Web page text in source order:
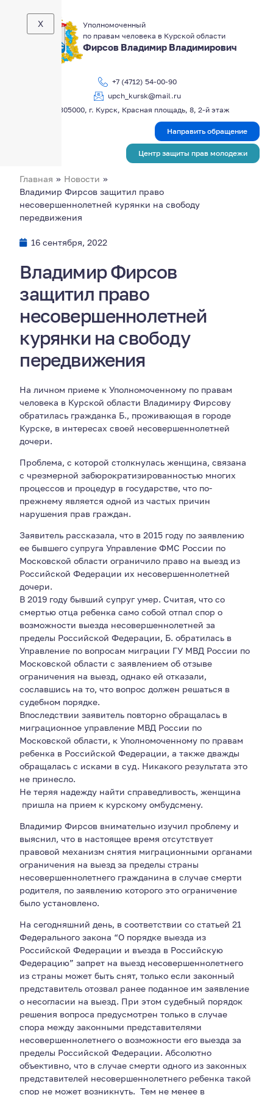
Уполномоченный
по правам человека в Курской области
Фирсов Владимир Владимирович
+7 (4712) 54-00-90
upch_kursk@mail.ru
305000, г. Курск, Красная площадь, 8, 2-й этаж
X
Направить обращение
Центр защиты прав молодежи
Главная » Новости »
Владимир Фирсов защитил право
несовершеннолетней курянки на свободу
передвижения
16 сентября, 2022
Владимир Фирсов
защитил право
несовершеннолетней
курянки на свободу
передвижения
На личном приеме к Уполномоченному по правам
человека в Курской области Владимиру Фирсову
обратилась гражданка Б., проживающая в городе
Курске, в интересах своей несовершеннолетней
дочери.
Проблема, с которой столкнулась женщина, связана
с чрезмерной забюрократизированностью многих
процессов и процедур в государстве, что по-
прежнему является одной из частых причин
нарушения прав граждан.
Заявитель рассказала, что в 2015 году по заявлению
ее бывшего супруга Управление ФМС России по
Московской области ограничило право на выезд из
Российской Федерации их несовершеннолетней
дочери.
В 2019 году бывший супруг умер. Считая, что со
смертью отца ребенка само собой отпал спор о
возможности выезда несовершеннолетней за
пределы Российской Федерации, Б. обратилась в
Управление по вопросам миграции ГУ МВД России по
Московской области с заявлением об отзыве
ограничения на выезд, однако ей отказали,
сославшись на то, что вопрос должен решаться в
судебном порядке.
Впоследствии заявитель повторно обращалась в
миграционное управление МВД России по
Московской области, к Уполномоченному по правам
ребенка в Российской Федерации, а также дважды
обращалась с исками в суд. Никакого результата это
не принесло.
Не теряя надежду найти справедливость, женщина
пришла на прием к курскому омбудсмену.
Владимир Фирсов внимательно изучил проблему и
выяснил, что в настоящее время отсутствует
правовой механизм снятия миграционными органами
ограничения на выезд за пределы страны
несовершеннолетнего гражданина в случае смерти
родителя, по заявлению которого это ограничение
было установлено.
На сегодняшний день, в соответствии со статьей 21
Федерального закона “О порядке выезда из
Российской Федерации и въезда в Российскую
Федерацию” запрет на выезд несовершеннолетнего
из страны может быть снят, только если законный
представитель отозвал ранее поданное им заявление
о несогласии на выезд. При этом судебный порядок
решения вопроса предусмотрен только в случае
спора между законными представителями
несовершеннолетнего о возможности его выезда за
пределы Российской Федерации. Абсолютно
объективно, что в случае смерти одного из законных
представителей несовершеннолетнего ребенка такой
спор не может возникнуть. Тем не менее в